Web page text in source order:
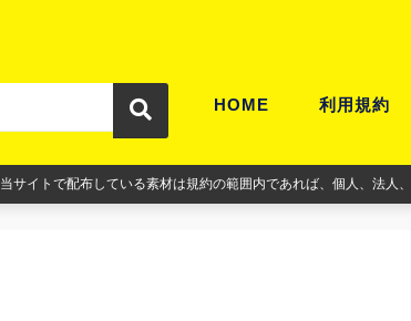
HOME 利用規約
当サイトで配布している素材は規約の範囲内であれば、個人、法人